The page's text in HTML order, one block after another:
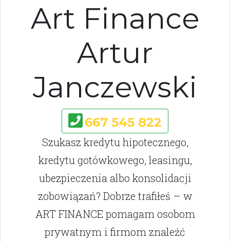
Art Finance
Artur
Janczewski
667 545 822
Szukasz kredytu hipotecznego,
kredytu gotówkowego, leasingu,
ubezpieczenia albo konsolidacji
zobowiązań? Dobrze trafiłeś – w
ART FINANCE pomagam osobom
prywatnym i firmom znaleźć